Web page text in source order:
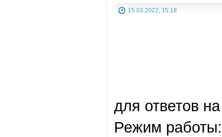
15.03.2022, 15:18
для ответов
Режим